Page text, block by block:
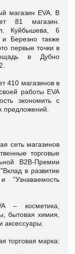
магазин EVA. В
81 магазин.
Куйбышева, 6
Березно также
первые точки в
в Дубно
410 магазинов в
работы EVA
экономить с
предложений.
сеть магазинов
торговые
В2В-Премии
в развитие
"Узнаваемость
– косметика,
бытовая химия,
аксессуары.
торговая марка: